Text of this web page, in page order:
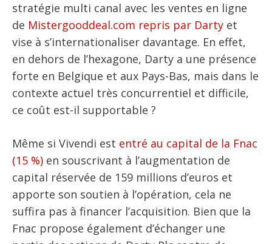
stratégie multi canal avec les ventes en ligne
de Mistergooddeal.com repris par Darty et
vise à s’internationaliser davantage. En effet,
en dehors de l’hexagone, Darty a une présence
forte en Belgique et aux Pays-Bas, mais dans le
contexte actuel très concurrentiel et difficile,
ce coût est-il supportable ?
Même si Vivendi est entré au capital de la Fnac
(15 %) en souscrivant à l’augmentation de
capital réservée de 159 millions d’euros et
apporte son soutien à l’opération, cela ne
suffira pas à financer l’acquisition. Bien que la
Fnac propose également d’échanger une